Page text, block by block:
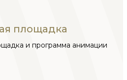
площадка
и программа анимации